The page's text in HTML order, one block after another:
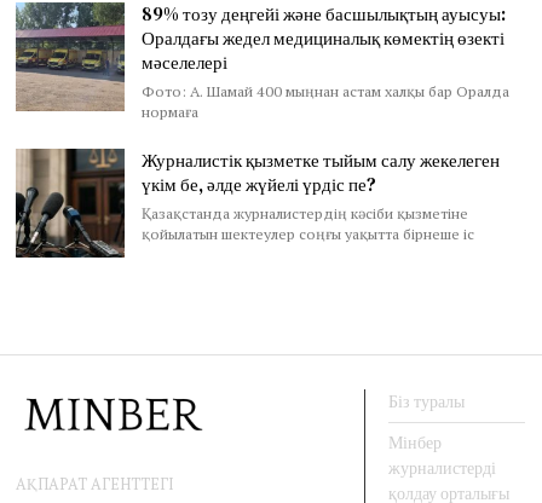
89% тозу деңгейі және басшылықтың ауысуы:
Оралдағы жедел медициналық көмектің өзекті
мәселелері
Фото: А. Шамай 400 мыңнан астам халқы бар Оралда
нормаға
Журналистік қызметке тыйым салу жекелеген
үкім бе, әлде жүйелі үрдіс пе?
Қазақстанда журналистердің кәсіби қызметіне
қойылатын шектеулер соңғы уақытта бірнеше іс
АҚПАРАТ АГЕНТТЕГІ
Біз туралы
Мінбер
журналистерді
қолдау орталығы